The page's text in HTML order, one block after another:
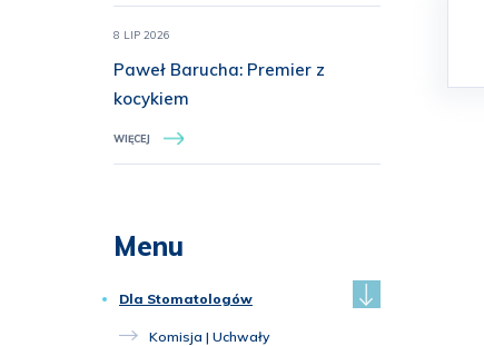
8 LIP 2026
Paweł Barucha: Premier z
kocykiem
WIĘCEJ
Menu
Dla Stomatologów
Komisja | Uchwały